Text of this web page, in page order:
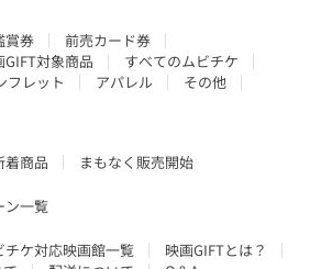
賞券
前売カード券
GIFT対象商品
すべてのムビチケ
フレット アパレル
その他
着商品 まもなく販売開始
ン一覧
チケ対応映画館一覧
映画GIFTとは？